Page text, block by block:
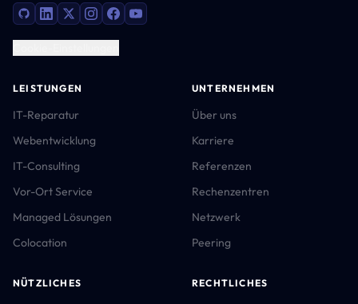
LEISTUNGEN
IT-Reparatur
Webentwicklung
IT-Consulting
Vor-Ort Service
Managed Lösungen
Colocation
UNTERNEHMEN
Über uns
Karriere
Referenzen
Rechenzentren
Netzwerk
Peering
NÜTZLICHES RECHTLICHES